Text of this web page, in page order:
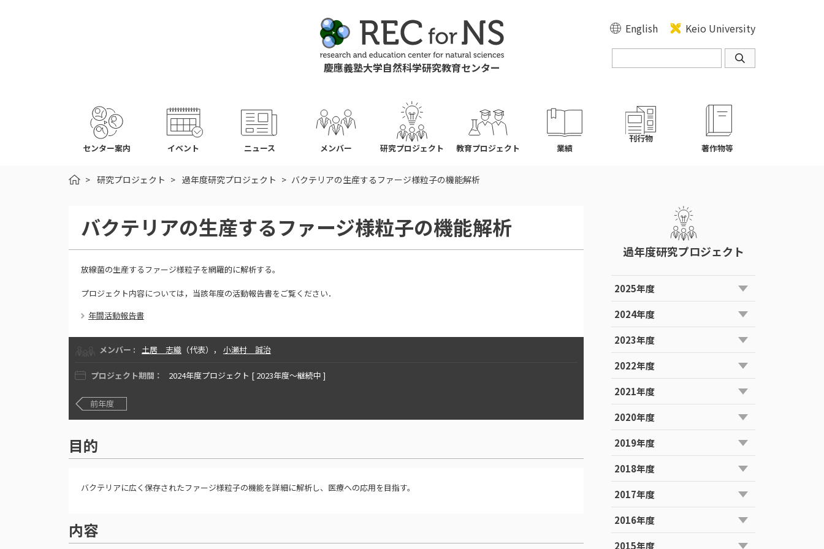
慶應義塾大学自然科学研究教育センター
English Keio University
センター案内 イベント ニュース メンバー 研究プロジェクト 教育プロジェクト 業績
刊行物
著作物等
HOME研究プロジェクト 過年度研究プロジェクト バクテリアの生産するファージ様粒子の機能解析
バクテリアの生産するファージ様粒子の機能解析
放線菌の生産するファージ様粒子を網羅的に解析する。
プロジェクト内容については，当該年度の活動報告書をご覧ください．
年間活動報告書
メンバー : 土居 志織 （代表）， 小瀬村 誠治
プロジェクト期間： 2024年度プロジェクト [ 2023年度〜継続中 ]
前年度
目的
バクテリアに広く保存されたファージ様粒子の機能を詳細に解析し、医療への応用を目指す。
内容
過年度研究プロジェクト
2025年度
2024年度
2023年度
2022年度
2021年度
2020年度
2019年度
2018年度
2017年度
2016年度
2015年度